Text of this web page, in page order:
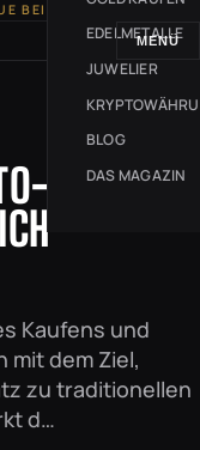
BEITRÄGE JEDE WOCHE
MENÜ
EDELMETALLE
JUWELIER
BLOG
DAS MAGAZIN
Kaufens und
mit dem Ziel,
zu traditionellen
d…